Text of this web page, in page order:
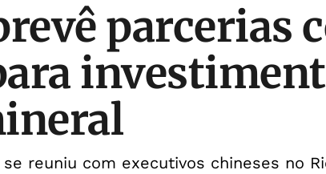
parcerias
reuniu com executivos chineses no